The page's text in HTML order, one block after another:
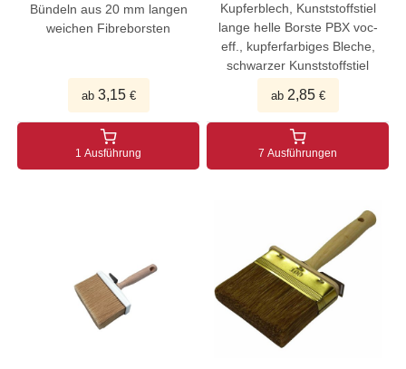
Bündeln aus 20 mm langen
weichen Fibreborsten
ab 3,15€
1 Ausführung
Kupferblech, Kunststoffstiel
lange helle Borste PBX voc-
eff., kupferfarbiges Bleche,
schwarzer Kunststoffstiel
ab 2,85€
7 Ausführungen